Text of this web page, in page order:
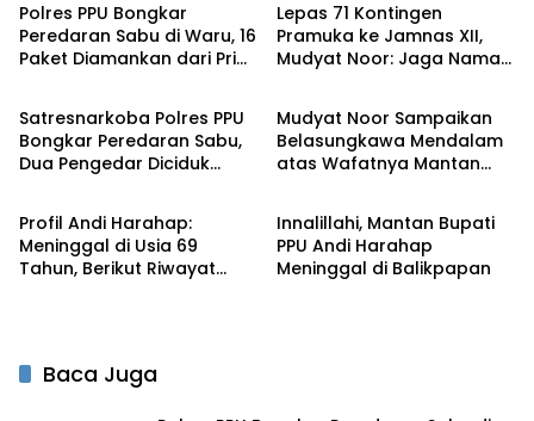
Polres PPU Bongkar
Peredaran Sabu di Waru, 16
Paket Diamankan dari Pria
Lepas 71 Kontingen
Pramuka ke Jamnas XII,
Mudyat Noor: Jaga Nama
Penajam
Satresnarkoba Polres PPU
Bongkar Peredaran Sabu,
Dua Pengedar Diciduk
Penajam
Mudyat Noor Sampaikan
Belasungkawa Mendalam
atas Wafatnya Mantan
Penajam
Profil Andi Harahap:
Meninggal di Usia 69
Tahun, Berikut Riwayat
Penajam
Innalillahi, Mantan Bupati
PPU Andi Harahap
Meninggal di Balikpapan
Baca Juga